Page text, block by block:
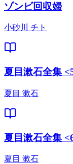
ゾンビ回収婦
小砂川 チト
夏目漱石全集
夏目 漱石
夏目漱石全集
夏目 漱石